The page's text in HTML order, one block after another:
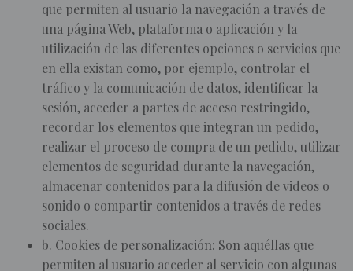
que permiten al usuario la navegación a través de
una página Web, plataforma o aplicación y la
utilización de las diferentes opciones o servicios que
en ella existan como, por ejemplo, controlar el
tráfico y la comunicación de datos, identificar la
sesión, acceder a partes de acceso restringido,
recordar los elementos que integran un pedido,
realizar el proceso de compra de un pedido, utilizar
elementos de seguridad durante la navegación,
almacenar contenidos para la difusión de videos o
sonido o compartir contenidos a través de redes
sociales.
b. Cookies de personalización: Son aquéllas que
permiten al usuario acceder al servicio con algunas